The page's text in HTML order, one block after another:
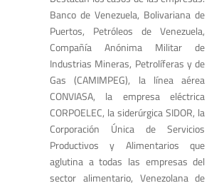
Banco de Venezuela, Bolivariana de
Puertos, Petróleos de Venezuela,
Compañía Anónima Militar de
Industrias Mineras, Petrolíferas y de
Gas (CAMIMPEG), la línea aérea
CONVIASA, la empresa eléctrica
CORPOELEC, la siderúrgica SIDOR, la
Corporación Única de Servicios
Productivos y Alimentarios que
aglutina a todas las empresas del
sector alimentario, Venezolana de